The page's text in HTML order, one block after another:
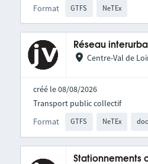
Format GTFS NeTEx
Réseau
Centre-Val de
créé le 08/08/2026
Format GTFS NeTEx
Transport public collectif
Stationnements